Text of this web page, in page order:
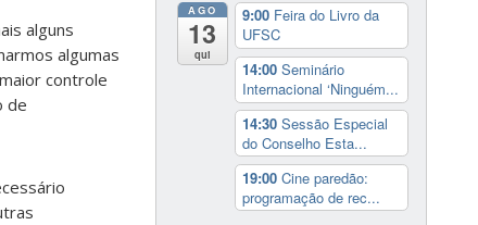
alguns
algumas
controle
de
AGO
13
qui
9:00 Feira do Livro da
UFSC
14:00 Seminário
Internacional ‘Ninguém...
14:30 Sessão Especial
do Conselho Esta...
19:00 Cine paredão:
programação de rec...